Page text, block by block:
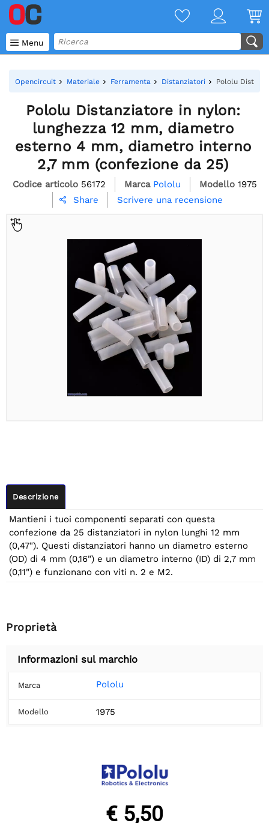
 Menu
Opencircuit Materiale Ferramenta Distanziatori Pololu
Pololu Distanziatore in nylon:
lunghezza 12 mm, diametro
esterno 4 mm, diametro interno
2,7 mm (confezione da 25)
Codice articolo 56172 Marca Pololu Modello 1975
 Share Scrivere una recensione
Descrizione
Mantieni i tuoi componenti separati con questa
confezione da 25 distanziatori in nylon lunghi 12 mm
(0,47"). Questi distanziatori hanno un diametro esterno
(OD) di 4 mm (0,16") e un diametro interno (ID) di 2,7 mm
(0,11") e funzionano con viti n. 2 e M2.
Proprietà
Informazioni sul marchio
Marca Pololu
Modello 1975
€ 5,50